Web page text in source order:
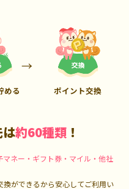
める ポイント交換
約60種類 ！
マネー・ギフト券・マイル・他社
換ができるから安心してご利用い